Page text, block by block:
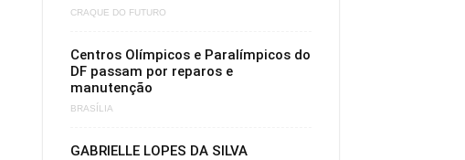
CRAQUE DO FUTURO
Centros Olímpicos e Paralímpicos do
DF passam por reparos e
manutenção
BRASÍLIA
GABRIELLE LOPES DA SILVA